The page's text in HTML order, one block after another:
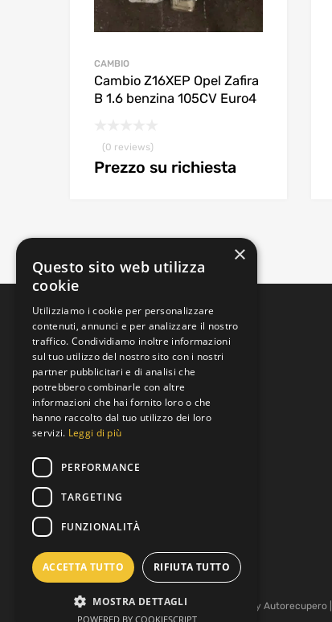
CAMBIO
Cambio Z16XEP Opel Zafira
B 1.6 benzina 105CV Euro4
(0 reviews)
Prezzo su richiesta
Padova, Veneto, Italia
Via Brenta
P.IVA: 05343530282
Copyright ©2026 MOTOREUSATO.COM by Autorecupero
×
Questo sito web utilizza
cookie
Utilizziamo i cookie per personalizzare
contenuti, annunci e per analizzare il nostro
traffico. Condividiamo inoltre informazioni
sul tuo utilizzo del nostro sito con i nostri
partner pubblicitari e di analisi che
potrebbero combinarle con altre
informazioni che hai fornito loro o che
hanno raccolto dal tuo utilizzo dei loro
servizi. Leggi di più
PERFORMANCE
TARGETING
FUNZIONALITÀ
ACCETTA TUTTO RIFIUTA TUTTO
MOSTRA DETTAGLI
POWERED BY COOKIESCRIPT